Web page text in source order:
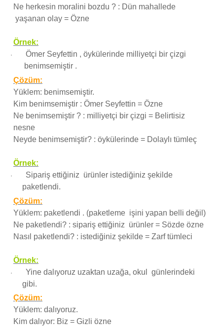
Ne herkesin moralini bozdu ? : Dün mahallede
yaşanan olay = Özne
Örnek:
·
Ömer Seyfettin , öykülerinde milliyetçi bir çizgi
benimsemiştir .
Çözüm:
Yüklem: benimsemiştir.
Kim benimsemiştir : Ömer Seyfettin = Özne
Ne benimsemiştir ? : milliyetçi bir çizgi = Belirtisiz
nesne
Neyde benimsemiştir? : öykülerinde = Dolaylı tümleç
Örnek:
·
Sipariş ettiğiniz ürünler istediğiniz şekilde
paketlendi.
Çözüm:
Yüklem: paketlendi . (paketleme işini yapan belli değil)
Ne paketlendi? : sipariş ettiğiniz ürünler = Sözde özne
Nasıl paketlendi? : istediğiniz şekilde = Zarf tümleci
Örnek:
·
Yine dalıyoruz uzaktan uzağa, okul günlerindeki
gibi.
Çözüm:
Yüklem: dalıyoruz.
Kim dalıyor: Biz = Gizli özne